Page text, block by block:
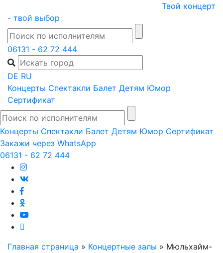
content
Твой концерт
- твой выбор
06131 - 62 72 444
DE RU
Концерты Спектакли Балет Детям Юмор
Сертификат
Концерты Спектакли Балет Детям Юмор Сертификат
Закажи через WhatsApp
06131 - 62 72 444
Главная страница » Концертные залы » Мюльхайм-